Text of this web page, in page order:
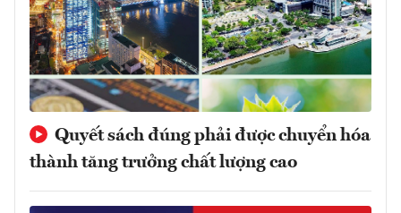
Quyết sách đúng phải được chuyển hóa
thành tăng trưởng chất lượng cao